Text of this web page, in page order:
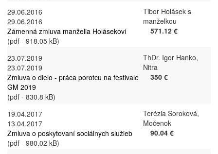
29.06.2016
29.06.2016
Zámenná zmluva manželia Holásekoví
(pdf - 918.05 kB)
Tibor Holásek s
manželkou
571.12 €
23.07.2019
23.07.2019
Zmluva o dielo - práca porotcu na festivale
GM 2019
(pdf - 830.8 kB)
ThDr. Igor Hanko,
Nitra
350 €
19.04.2017
13.04.2017
Zmluva o poskytovaní sociálnych služieb
(pdf - 980.02 kB)
Terézia Soroková,
Močenok
90.04 €